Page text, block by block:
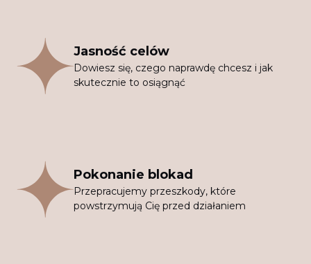
Jasność celów
Dowiesz się, czego naprawdę chcesz i jak
skutecznie to osiągnąć
Pokonanie blokad
Przepracujemy przeszkody, które
powstrzymują Cię przed działaniem